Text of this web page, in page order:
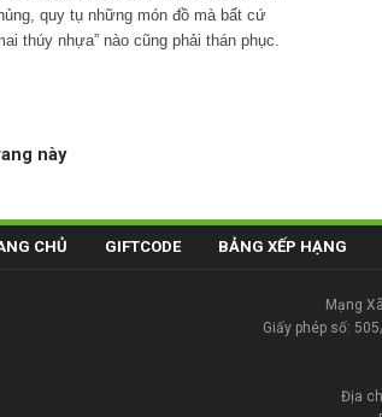
quy tụ những món đồ mà bất cứ
thúy nhựa” nào cũng phải thán phục.
này
CHỦ GIFTCODE BẢNG XẾP HẠNG
Mạng
Giấy phép số:
Địa